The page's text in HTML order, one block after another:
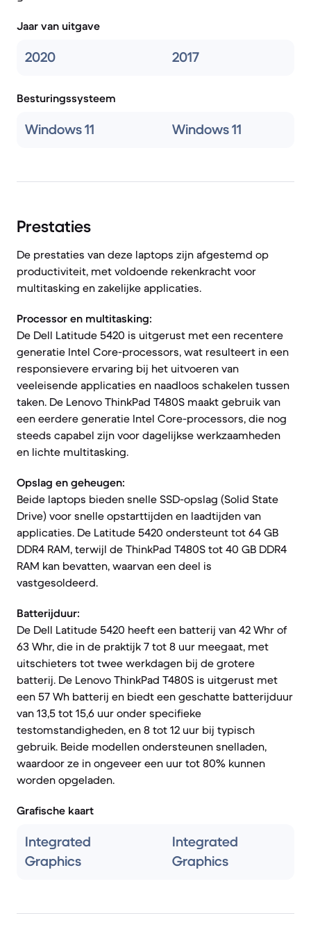
Jaar van uitgave
2020 2017
Besturingssysteem
Windows 11 Windows 11
Prestaties
De prestaties van deze laptops zijn afgestemd op
productiviteit, met voldoende rekenkracht voor
multitasking en zakelijke applicaties.
Processor en multitasking:
De Dell Latitude 5420 is uitgerust met een recentere
generatie Intel Core-processors, wat resulteert in een
responsievere ervaring bij het uitvoeren van
veeleisende applicaties en naadloos schakelen tussen
taken. De Lenovo ThinkPad T480S maakt gebruik van
een eerdere generatie Intel Core-processors, die nog
steeds capabel zijn voor dagelijkse werkzaamheden
en lichte multitasking.
Opslag en geheugen:
Beide laptops bieden snelle SSD-opslag (Solid State
Drive) voor snelle opstarttijden en laadtijden van
applicaties. De Latitude 5420 ondersteunt tot 64 GB
DDR4 RAM, terwijl de ThinkPad T480S tot 40 GB DDR4
RAM kan bevatten, waarvan een deel is
vastgesoldeerd.
Batterijduur:
De Dell Latitude 5420 heeft een batterij van 42 Whr of
63 Whr, die in de praktijk 7 tot 8 uur meegaat, met
uitschieters tot twee werkdagen bij de grotere
batterij. De Lenovo ThinkPad T480S is uitgerust met
een 57 Wh batterij en biedt een geschatte batterijduur
van 13,5 tot 15,6 uur onder specifieke
testomstandigheden, en 8 tot 12 uur bij typisch
gebruik. Beide modellen ondersteunen snelladen,
waardoor ze in ongeveer een uur tot 80% kunnen
worden opgeladen.
Grafische kaart
Integrated
Graphics
Integrated
Graphics